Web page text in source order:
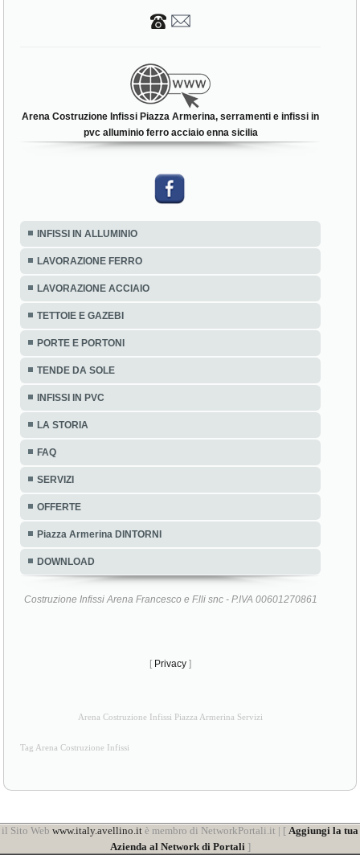
Arena Costruzione Infissi Piazza Armerina, serramenti e infissi in
pvc alluminio ferro acciaio enna sicilia
INFISSI IN ALLUMINIO
LAVORAZIONE FERRO
LAVORAZIONE ACCIAIO
TETTOIE E GAZEBI
PORTE E PORTONI
TENDE DA SOLE
INFISSI IN PVC
LA STORIA
FAQ
SERVIZI
OFFERTE
Piazza Armerina DINTORNI
DOWNLOAD
Costruzione Infissi Arena Francesco e F.lli snc - P.IVA 00601270861
[ Privacy ]
Arena Costruzione Infissi Piazza Armerina Servizi
Tag Arena Costruzione Infissi
il Sito Web www.italy.avellino.it è membro di NetworkPortali.it | [ Aggiungi la tua
Azienda al Network di Portali]